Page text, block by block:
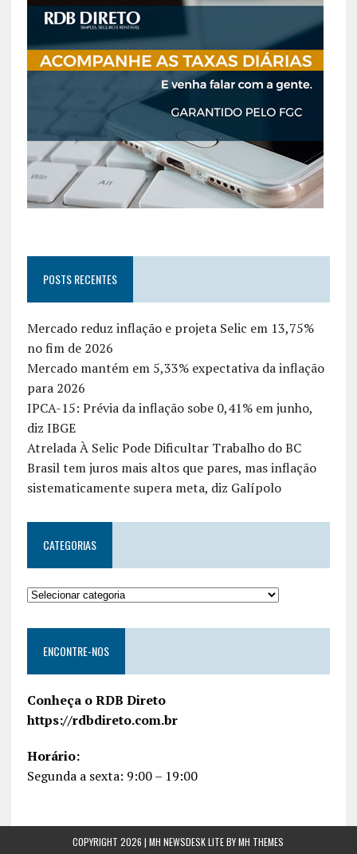
POSTS RECENTES
Mercado reduz inflação e projeta Selic em 13,75%
no fim de 2026
Mercado mantém em 5,33% expectativa da inflação
para 2026
IPCA-15: Prévia da inflação sobe 0,41% em junho,
diz IBGE
Atrelada À Selic Pode Dificultar Trabalho do BC
Brasil tem juros mais altos que pares, mas inflação
sistematicamente supera meta, diz Galípolo
CATEGORIAS
ENCONTRE-NOS
Conheça o RDB Direto
https://rdbdireto.com.br
Horário:
Segunda a sexta: 9:00 – 19:00
COPYRIGHT 2026 | MH NEWSDESK LITE BYMH THEMES